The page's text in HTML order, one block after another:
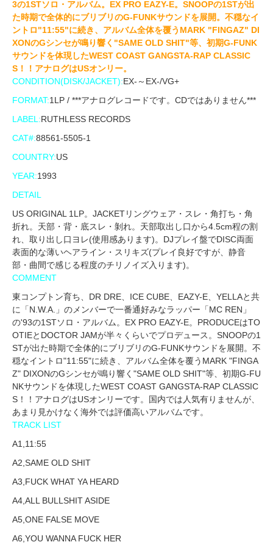
3の1STソロ・アルバム。EX PRO EAZY-E。SNOOPの1STが出
た時期で全体的にブリブリのG-FUNKサウンドを展開。不穏なイ
ントロ"11:55"に続き、アルバム全体を覆うMARK "FINGAZ" DI
XONのGシンセが鳴り響く"SAME OLD SHIT"等、初期G-FUNK
サウンドを体現したWEST COAST GANGSTA-RAP CLASSIC
S！！アナログはUSオンリー。
CONDITION(DISK/JACKET):EX-～EX-/VG+
FORMAT:1LP / ***アナログレコードです。CDではありません***
LABEL:RUTHLESS RECORDS
CAT#:88561-5505-1
COUNTRY:US
YEAR:1993
DETAIL
US ORIGINAL 1LP。JACKETリングウェア・スレ・角打ち・角
折れ。天部・背・底スレ・剝れ。天部取出し口から4.5cm程の割
れ、取り出し口ヨレ(使用感あります)。DJプレイ盤でDISC両面
表面的な薄いヘアライン・スリキズ(プレイ良好ですが、静音
部・曲間で感じる程度のチリノイズ入ります)。
COMMENT
東コンプトン育ち、DR DRE、ICE CUBE、EAZY-E、YELLAと共
に「N.W.A.」のメンバーで一番通好みなラッパー「MC REN」
の'93の1STソロ・アルバム。EX PRO EAZY-E。PRODUCEはTO
OTIEとDOCTOR JAMが半々くらいでプロデュース。SNOOPの1
STが出た時期で全体的にブリブリのG-FUNKサウンドを展開。不
穏なイントロ"11:55"に続き、アルバム全体を覆うMARK "FINGA
Z" DIXONのGシンセが鳴り響く"SAME OLD SHIT"等、初期G-FU
NKサウンドを体現したWEST COAST GANGSTA-RAP CLASSIC
S！！アナログはUSオンリーです。国内では人気有りませんが、
あまり見かけなく海外では評価高いアルバムです。
TRACK LIST
A1,11:55
A2,SAME OLD SHIT
A3,FUCK WHAT YA HEARD
A4,ALL BULLSHIT ASIDE
A5,ONE FALSE MOVE
A6,YOU WANNA FUCK HER